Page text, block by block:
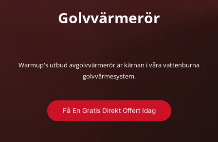
Golvvärmerör
Warmup's utbud avgolvvärmerör är kärnan i våra vattenburna
golvvärmesystem.
Få En Gratis Direkt Offert Idag